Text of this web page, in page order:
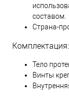
составом.
Страна-
Комплектация:
Тело
Винты